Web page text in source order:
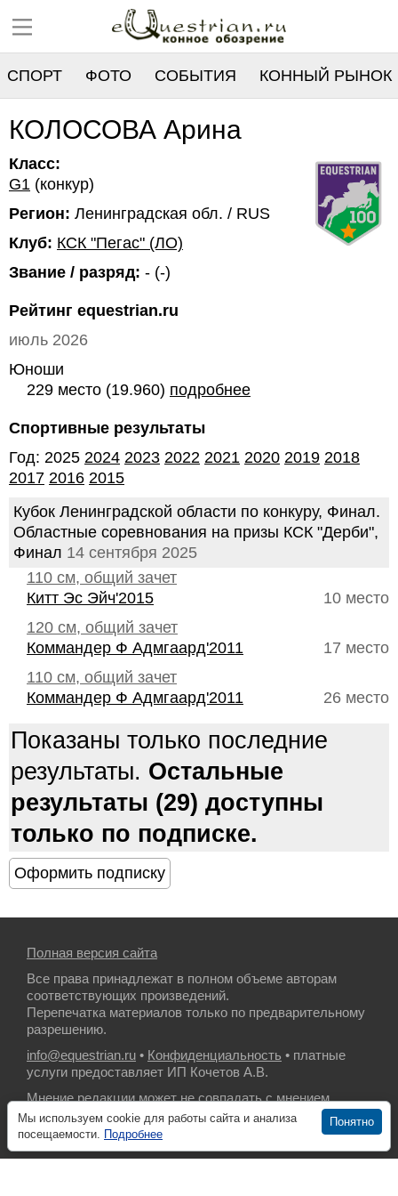
СПОРТ ФОТО СОБЫТИЯ КОННЫЙ РЫНОК
РЕЕСТР
КОЛОСОВА Арина
Класс:
G1 (конкур)
Регион: Ленинградская обл. / RUS
Клуб: КСК "Пегас" (ЛО)
Звание / разряд: - (-)
Рейтинг equestrian.ru
июль 2026
Юноши
229 место (19.960) подробнее
Спортивные результаты
Год: 2025 2024 2023 2022 2021 2020 2019 2018
2017 2016 2015
Кубок Ленинградской области по конкуру, Финал.
Областные соревнования на призы КСК "Дерби",
Финал 14 сентября 2025
110 см, общий зачет
10 место
Китт Эс Эйч'2015
120 см, общий зачет
17 место
Коммандер Ф Адмгаард'2011
110 см, общий зачет
26 место
Коммандер Ф Адмгаард'2011
Показаны только последние
результаты. Остальные
результаты (29) доступны
только по подписке.
Полная версия сайта
Все права принадлежат в полном объеме авторам
соответствующих произведений.
Перепечатка материалов только по предварительному
разрешению.
info@equestrian.ru • Конфиденциальность • платные
услуги предоставляет ИП Кочетов А.В.
Мнение редакции может не совпадать с мнением
авторов.
Понятно
Мы используем cookie для работы сайта и анализа
посещаемости. Подробнее